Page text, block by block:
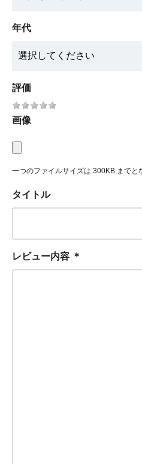
年代
評価
画像
一つのファイルサイズは 300KB までと
タイトル
レビュー内容 ＊